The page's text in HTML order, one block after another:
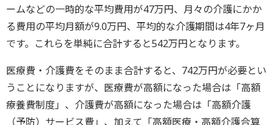
ームなどの一時的な平均費用が47万円、月々の介護にかか
る費用の平均月額が9.0万円、平均的な介護期間は4年7ヶ月
です。これらを単純に合計すると542万円となります。
医療費・介護費をそのまま合計すると、742万円が必要とい
うことになりますが、医療費が高額になった場合は「高額
療養費制度」、介護費が高額になった場合は「高額介護
（予防）サービス費」、加えて「高額医療・高額介護合算